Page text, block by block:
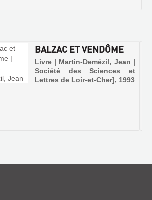
BALZAC ET VENDÔME
Livre | Martin-Demézil, Jean |
Société des Sciences et
Lettres de Loir-et-Cher], 1993